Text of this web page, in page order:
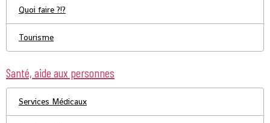
Quoi faire ?!?
Tourisme
Santé, aide aux personnes
Services Médicaux